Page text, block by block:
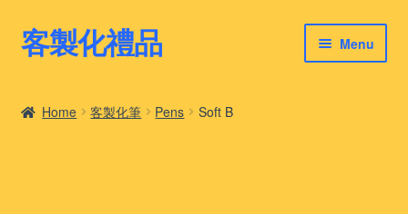
Skip
to
Skip
to
客製化禮品 Menu
Home 客製化筆 Pens Soft B